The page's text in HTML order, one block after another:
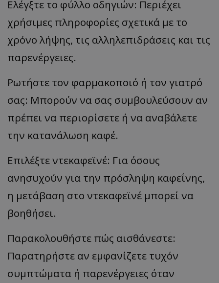
Ελέγξτε το φύλλο οδηγιών: Περιέχει
χρήσιμες πληροφορίες σχετικά με το
χρόνο λήψης, τις αλληλεπιδράσεις και τις
παρενέργειες.
Ρωτήστε τον φαρμακοποιό ή τον γιατρό
σας: Μπορούν να σας συμβουλεύσουν αν
πρέπει να περιορίσετε ή να αναβάλετε
την κατανάλωση καφέ.
Επιλέξτε ντεκαφεϊνέ: Για όσους
ανησυχούν για την πρόσληψη καφεΐνης,
η μετάβαση στο ντεκαφεϊνέ μπορεί να
βοηθήσει.
Παρακολουθήστε πώς αισθάνεστε:
Παρατηρήστε αν εμφανίζετε τυχόν
συμπτώματα ή παρενέργειες όταν